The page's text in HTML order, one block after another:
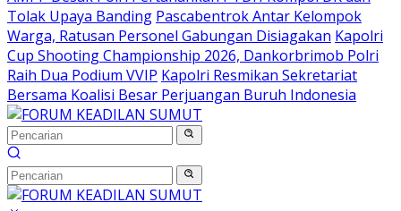
Tolak Upaya Banding Pascabentrok Antar Kelompok
Warga, Ratusan Personel Gabungan Disiagakan Kapolri
Cup Shooting Championship 2026, Dankorbrimob Polri
Raih Dua Podium VVIP Kapolri Resmikan Sekretariat
Bersama Koalisi Besar Perjuangan Buruh Indonesia